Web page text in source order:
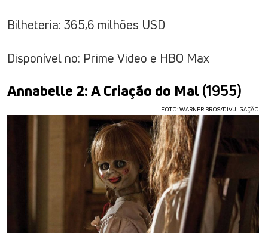
Bilheteria: 365,6 milhões USD
Disponível no: Prime Video e HBO Max
Annabelle 2: A Criação do Mal(1955)
FOTO: WARNER BROS/DIVULGAÇÃO